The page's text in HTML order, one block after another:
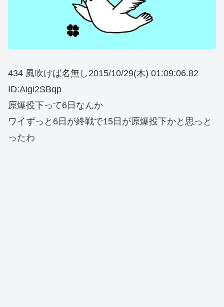
434 風吹けば名無し2015/10/29(木) 01:09:06.82
ID:Aigi2SBqp
原爆投下って6日なんか
ワイずっと6日が終戦で15日が原爆投下かと思っと
ったわ